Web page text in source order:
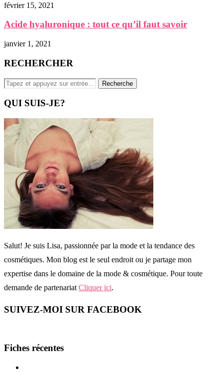
février 15, 2021
Acide hyaluronique : tout ce qu’il faut savoir
janvier 1, 2021
RECHERCHER
QUI SUIS-JE?
Salut! Je suis Lisa, passionnée par la mode et la tendance des
cosmétiques. Mon blog est le seul endroit ou je partage mon
expertise dans le domaine de la mode & cosmétique. Pour toute
demande de partenariat Cliquer ici.
SUIVEZ-MOI SUR FACEBOOK
Fiches récentes